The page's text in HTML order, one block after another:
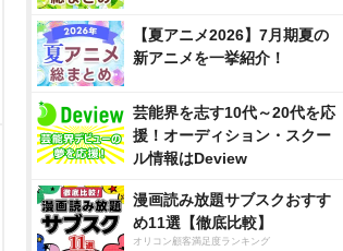
【夏アニメ2026】7月期夏の
新アニメを一挙紹介！
芸能界を志す10代～20代を応
援！オーディション・スクー
ル情報はDeview
漫画読み放題サブスクおすす
め11選【徹底比較】
オリコン顧客満足度ランキング